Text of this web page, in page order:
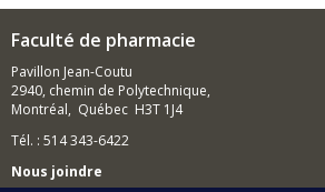
Faculté de pharmacie
Pavillon Jean-Coutu
2940, chemin de Polytechnique,
Montréal, Québec H3T 1J4
Tél. : 514 343-6422
Nous joindre